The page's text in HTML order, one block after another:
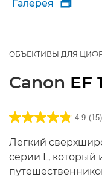
Галерея 
ОБЪЕКТИВЫ ДЛЯ
Canon EF
4.9 (15)
Легкий
серии L, который